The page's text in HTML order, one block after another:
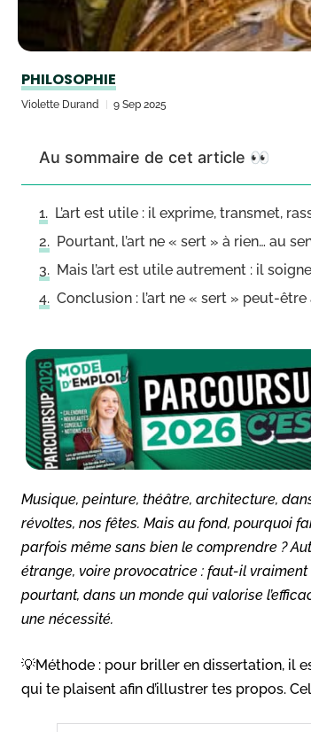
PHILOSOPHIE
Violette Durand 9 Sep 2025
Au sommaire de cet article 👀
L’art est utile : il exprime, transmet,
Pourtant, l’art ne « sert » à rien… au
Mais l’art est utile autrement : il
Conclusion : l’art ne « sert » peut-
Musique, peinture, théâtre, architecture,
révoltes, nos fêtes. Mais au fond, pourquoi
parfois même sans bien le comprendre ?
étrange, voire provocatrice : faut-il vraiment
pourtant, dans un monde qui valorise
une nécessité.
💡Méthode : pour briller en dissertation, il
qui te plaisent afin d’illustrer tes propos.